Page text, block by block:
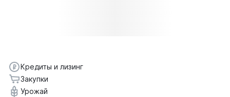
Кредиты и лизинг
Закупки
Урожай